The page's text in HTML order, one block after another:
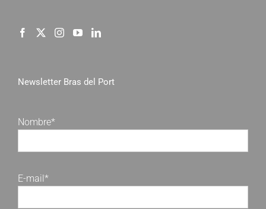
Newsletter Bras del Port
Nombre*
E-mail*